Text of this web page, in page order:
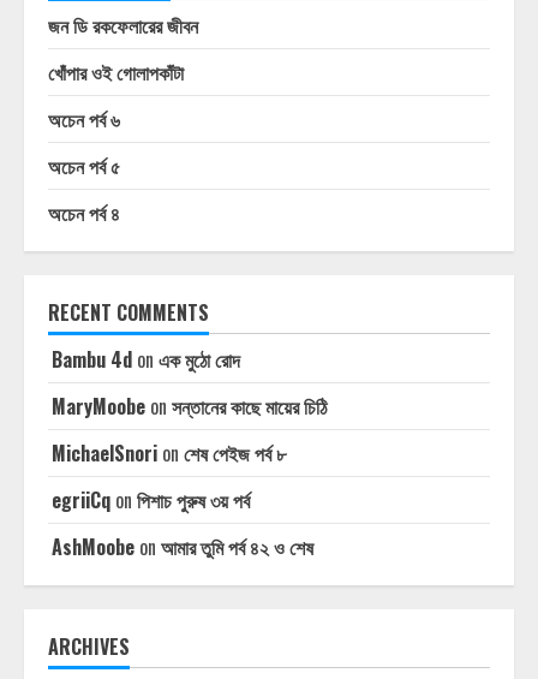
জন ডি রকফেলারের জীবন
খোঁপার ওই গোলাপকাঁটা
অচেন পর্ব ৬
অচেন পর্ব ৫
অচেন পর্ব ৪
RECENT COMMENTS
Bambu 4d on এক মুঠো রোদ
MaryMoobe on সন্তানের কাছে মায়ের চিঠি
MichaelSnori on শেষ পেইজ পর্ব ৮
egriiCq on পিশাচ পুরুষ ৩য় পর্ব
AshMoobe on আমার তুমি পর্ব ৪২ ও শেষ
ARCHIVES